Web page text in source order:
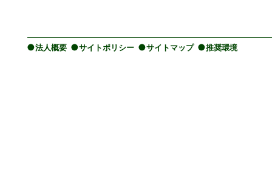
法人概要 サイトポリシー サイトマップ 推奨環境